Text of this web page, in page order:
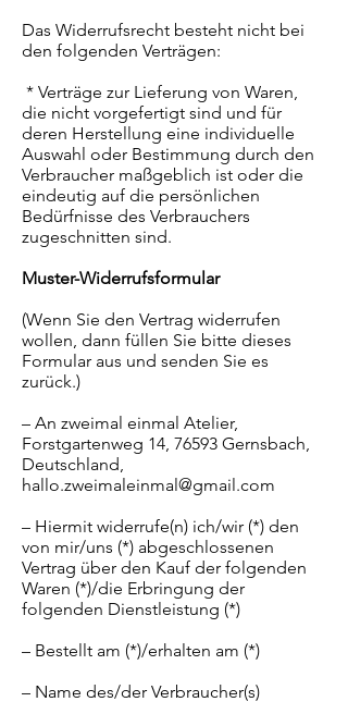
Das Widerrufsrecht besteht nicht bei
den folgenden Verträgen:
* Verträge zur Lieferung von Waren,
die nicht vorgefertigt sind und für
deren Herstellung eine individuelle
Auswahl oder Bestimmung durch den
Verbraucher maßgeblich ist oder die
eindeutig auf die persönlichen
Bedürfnisse des Verbrauchers
zugeschnitten sind.
Muster-Widerrufsformular
(Wenn Sie den Vertrag widerrufen
wollen, dann füllen Sie bitte dieses
Formular aus und senden Sie es
zurück.)
– An zweimal einmal Atelier,
Forstgartenweg 14, 76593 Gernsbach,
Deutschland,
hallo.zweimaleinmal@gmail.com
– Hiermit widerrufe(n) ich/wir (*) den
von mir/uns (*) abgeschlossenen
Vertrag über den Kauf der folgenden
Waren (*)/die Erbringung der
folgenden Dienstleistung (*)
– Bestellt am (*)/erhalten am (*)
– Name des/der Verbraucher(s)